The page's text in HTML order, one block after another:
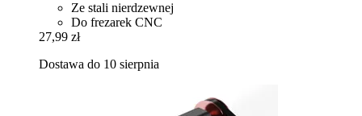
Ze stali nierdzewnej
Do frezarek CNC
27,99 zł
Dostawa do 10 sierpnia